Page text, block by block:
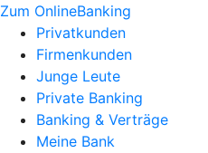
Zum OnlineBanking
Privatkunden
Firmenkunden
Junge Leute
Private Banking
Banking & Verträge
Meine Bank